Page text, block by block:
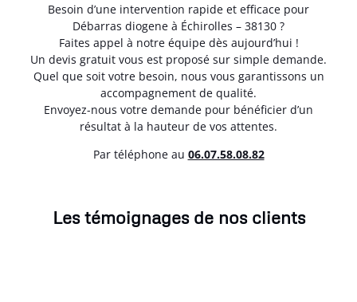
Besoin d’une intervention rapide et efficace pour
Débarras diogene à Échirolles – 38130 ?
Faites appel à notre équipe dès aujourd’hui !
Un devis gratuit vous est proposé sur simple demande.
Quel que soit votre besoin, nous vous garantissons un
accompagnement de qualité.
Envoyez-nous votre demande pour bénéficier d’un
résultat à la hauteur de vos attentes.
Par téléphone au 06.07.58.08.82
Les témoignages de nos clients